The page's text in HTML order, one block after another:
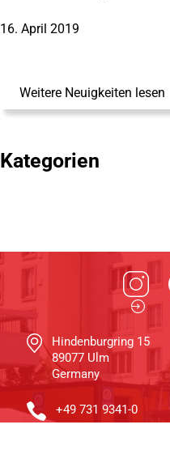
16. April 2019
Weitere Neuigkeiten lesen
Kategorien
Hindenburgring 15
89077 Ulm
Germany
+49 731 9341-0